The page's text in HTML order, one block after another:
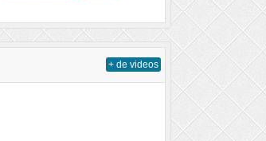
+ de videos